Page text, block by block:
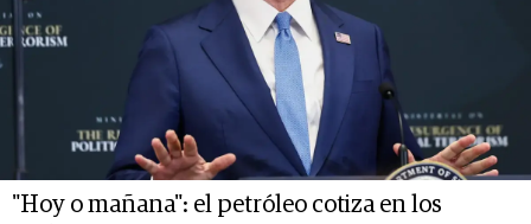
"Hoy o mañana": el petróleo cotiza en los